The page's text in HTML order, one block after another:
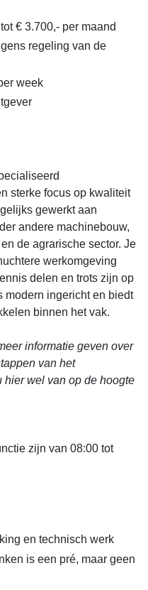
€ 3.700,- per maand
regeling van de
week
sterke focus op kwaliteit
gewerkt aan
andere machinebouw,
de agrarische sector. Je
werkomgeving
delen en trots zijn op
modern ingericht en biedt
binnen het vak.
informatie geven over
van het
wel van op de hoogte
zijn van 08:00 tot
en technisch werk
is een pré, maar geen